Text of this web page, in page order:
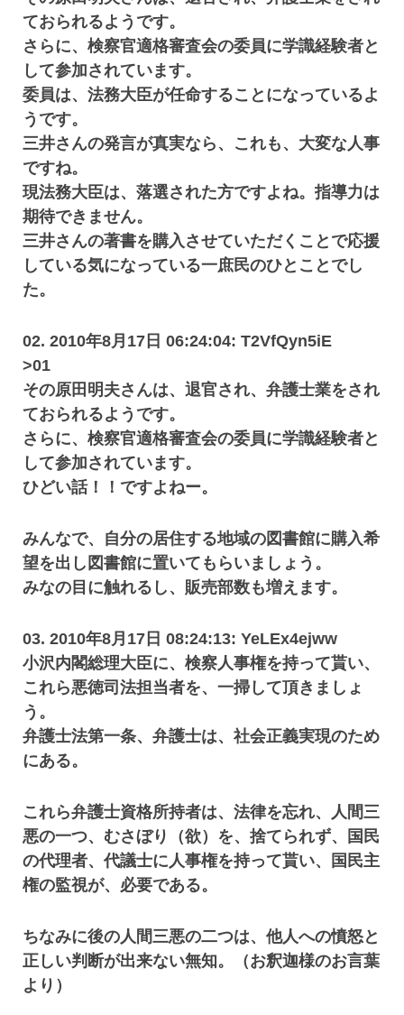
ておられるようです。
さらに、検察官適格審査会の委員に学識経験者と
して参加されています。
委員は、法務大臣が任命することになっているよ
うです。
三井さんの発言が真実なら、これも、大変な人事
ですね。
現法務大臣は、落選された方ですよね。指導力は
期待できません。
三井さんの著書を購入させていただくことで応援
している気になっている一庶民のひとことでし
た。
02. 2010年8月17日 06:24:04: T2VfQyn5iE
>01
その原田明夫さんは、退官され、弁護士業をされ
ておられるようです。
さらに、検察官適格審査会の委員に学識経験者と
して参加されています。
ひどい話！！ですよねー。
みんなで、自分の居住する地域の図書館に購入希
望を出し図書館に置いてもらいましょう。
みなの目に触れるし、販売部数も増えます。
03. 2010年8月17日 08:24:13: YeLEx4ejww
小沢内閣総理大臣に、検察人事権を持って貰い、
これら悪徳司法担当者を、一掃して頂きましょ
う。
弁護士法第一条、弁護士は、社会正義実現のため
にある。
これら弁護士資格所持者は、法律を忘れ、人間三
悪の一つ、むさぼり（欲）を、捨てられず、国民
の代理者、代議士に人事権を持って貰い、国民主
権の監視が、必要である。
ちなみに後の人間三悪の二つは、他人への憤怒と
正しい判断が出来ない無知。（お釈迦様のお言葉
より）